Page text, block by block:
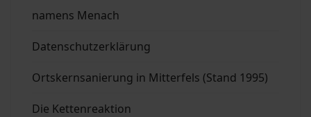
namens Menach
Datenschutzerklärung
Ortskernsanierung in Mitterfels (Stand 1995)
Die Kettenreaktion